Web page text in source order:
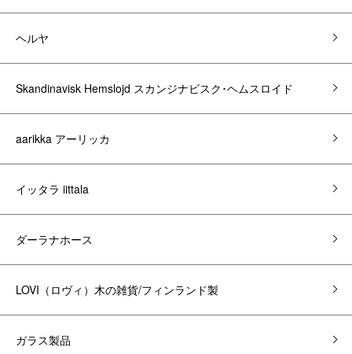
ヘルヤ
Skandinavisk Hemslojd スカンジナビスク･ヘムスロイド
aarikka アーリッカ
イッタラ iittala
ダーラナホース
LOVI（ロヴィ）木の雑貨/フィンランド製
ガラス製品